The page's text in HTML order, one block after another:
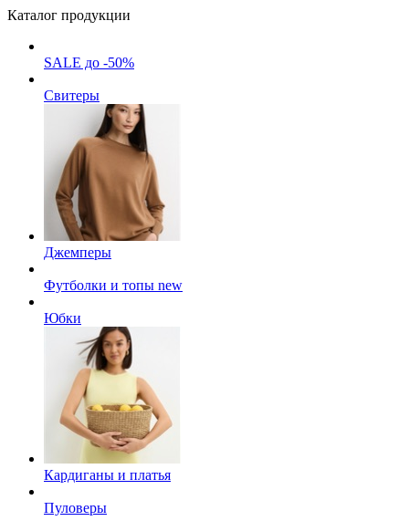
Каталог продукции
SALE до -50%
Свитеры
Джемперы
Футболки и топы new
Юбки
Кардиганы и платья
Пуловеры